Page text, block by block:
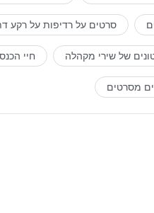
סרטים על רדיפות על רקע
של שירי מקהלה חיי
מסרטים